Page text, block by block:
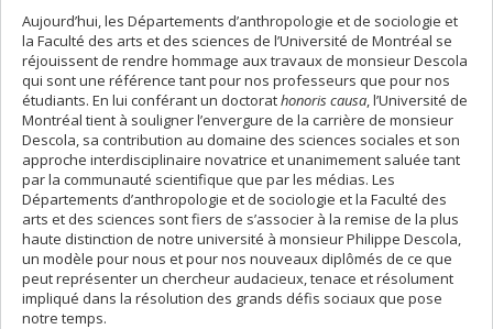
Aujourd’hui, les Départements d’anthropologie et de sociologie et
la Faculté des arts et des sciences de l’Université de Montréal se
réjouissent de rendre hommage aux travaux de monsieur Descola
qui sont une référence tant pour nos professeurs que pour nos
étudiants. En lui conférant un doctorathonoris causa, l’Université de
Montréal tient à souligner l’envergure de la carrière de monsieur
Descola, sa contribution au domaine des sciences sociales et son
approche interdisciplinaire novatrice et unanimement saluée tant
par la communauté scientifique que par les médias. Les
Départements d’anthropologie et de sociologie et la Faculté des
arts et des sciences sont fiers de s’associer à la remise de la plus
haute distinction de notre université à monsieur Philippe Descola,
un modèle pour nous et pour nos nouveaux diplômés de ce que
peut représenter un chercheur audacieux, tenace et résolument
impliqué dans la résolution des grands défis sociaux que pose
notre temps.